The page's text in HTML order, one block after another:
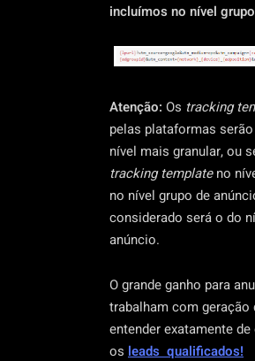
incluímos no nível
Atenção: Os tracking
pelas plataformas
nível mais granular, ou
tracking templateno
no nível grupo de
considerado será o do
anúncio.
O grande ganho para
trabalham com geração
entender exatamente
os leads qualificados!